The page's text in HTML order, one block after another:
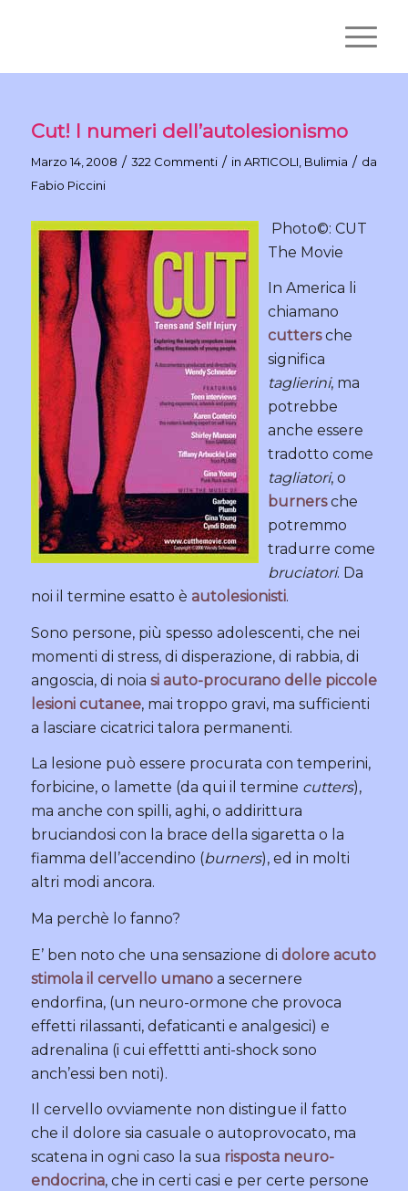
Cut! I numeri dell’autolesionismo
Marzo 14, 2008 / 322 Commenti / in ARTICOLI Bulimia / da
Fabio Piccini
Photo©: CUT
The Movie
In America li
chiamano
cuttersche
significa
taglierini, ma
potrebbe
anche essere
tradotto come
tagliatori, o
burnersche
potremmo
tradurre come
bruciatori. Da
noi il termine esatto è autolesionisti.
Sono persone, più spesso adolescenti, che nei
momenti di stress, di disperazione, di rabbia, di
angoscia, di noia si auto-procurano delle piccole
lesioni cutanee, mai troppo gravi, ma sufficienti
a lasciare cicatrici talora permanenti.
La lesione può essere procurata con temperini,
forbicine, o lamette (da qui il termine cutters),
ma anche con spilli, aghi, o addirittura
bruciandosi con la brace della sigaretta o la
fiamma dell’accendino (burners), ed in molti
altri modi ancora.
Ma perchè lo fanno?
E’ ben noto che una sensazione di dolore acuto
stimola il cervello umanoa secernere
endorfina, (un neuro-ormone che provoca
effetti rilassanti, defaticanti e analgesici) e
adrenalina (i cui effettti anti-shock sono
anch’essi ben noti).
Il cervello ovviamente non distingue il fatto
che il dolore sia casuale o autoprovocato, ma
scatena in ogni caso la sua risposta neuro-
endocrina, che in certi casi e per certe persone